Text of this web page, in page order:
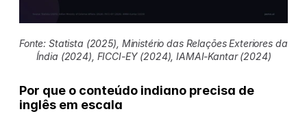
Fonte: Statista (2025), Ministério das Relações Exteriores da
Índia (2024), FICCI-EY (2024), IAMAI-Kantar (2024)
Por que o conteúdo indiano precisa de
inglês em escala